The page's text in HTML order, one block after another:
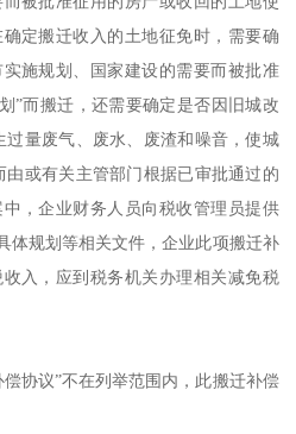
定搬迁收入的土地征免时，需要确
施规划、国家建设的需要而被批准
”而搬迁，还需要确定是否因旧城改
量废气、废水、废渣和噪音，使城
或有关主管部门根据已审批通过的
，企业财务人员向税收管理员提供
体规划等相关文件，企业此项搬迁补
入，应到税务机关办理相关减免税
协议”不在列举范围内，此搬迁补偿